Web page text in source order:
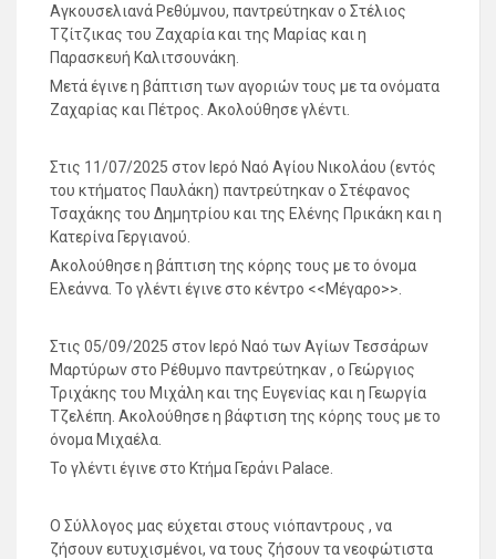
Αγκουσελιανά Ρεθύμνου, παντρεύτηκαν ο Στέλιος
Τζίτζικας του Ζαχαρία και της Μαρίας και η
Παρασκευή Καλιτσουνάκη.
Μετά έγινε η βάπτιση των αγοριών τους με τα ονόματα
Ζαχαρίας και Πέτρος. Ακολούθησε γλέντι.
Στις 11/07/2025 στον Ιερό Ναό Αγίου Νικολάου (εντός
του κτήματος Παυλάκη) παντρεύτηκαν ο Στέφανος
Τσαχάκης του Δημητρίου και της Ελένης Πρικάκη και η
Κατερίνα Γεργιανού.
Ακολούθησε η βάπτιση της κόρης τους με το όνομα
Ελεάννα. Το γλέντι έγινε στο κέντρο <<Μέγαρο>>.
Στις 05/09/2025 στον Ιερό Ναό των Αγίων Τεσσάρων
Μαρτύρων στο Ρέθυμνο παντρεύτηκαν , ο Γεώργιος
Τριχάκης του Μιχάλη και της Ευγενίας και η Γεωργία
Τζελέπη. Ακολούθησε η βάφτιση της κόρης τους με το
όνομα Μιχαέλα.
Το γλέντι έγινε στο Κτήμα Γεράνι Palace.
Ο Σύλλογος μας εύχεται στους νιόπαντρους , να
ζήσουν ευτυχισμένοι, να τους ζήσουν τα νεοφώτιστα